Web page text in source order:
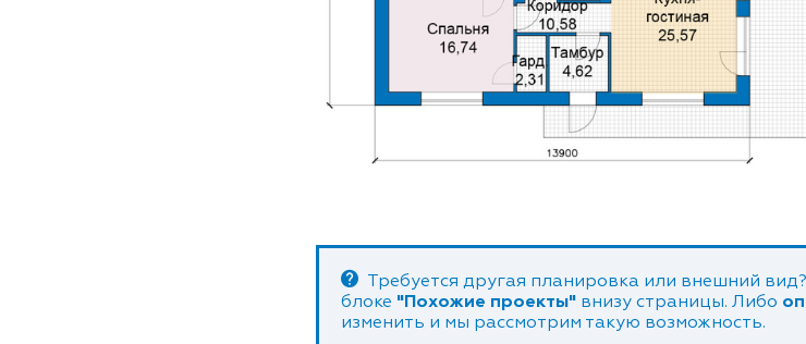
Требуется другая планировка или внешний
блоке "Похожие проекты" внизу страницы. Либо
изменить и мы рассмотрим такую возможность.